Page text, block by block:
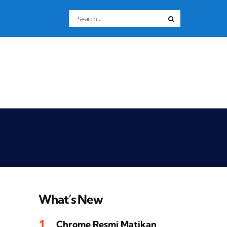
Search
for:
What’s New
Chrome Resmi Matikan